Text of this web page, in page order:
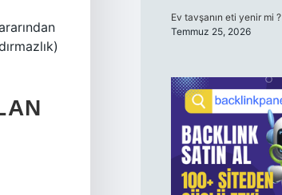
Ev tavşanın eti yenir mi ?
Temmuz 25, 2026